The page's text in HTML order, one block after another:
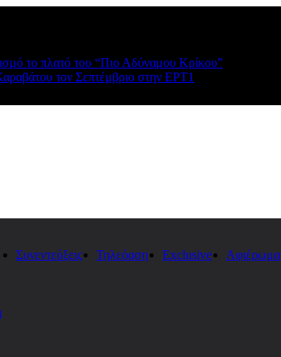
το πλατό του “Πιο Αδύναμου Κρίκου”
τον Σεπτέμβριο στην ΕΡΤ1
Συνεντεύξεις Τηλεόαση Exclusive Αφιέρωμα